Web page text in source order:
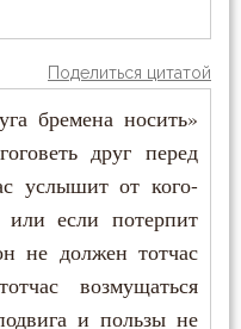
Поделиться цитатой
бремена носить»
друг перед
услышит от кого-
или если потерпит
не должен тотчас
возмущаться
и пользы не